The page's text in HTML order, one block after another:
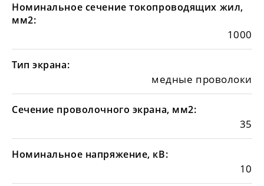
Номинальное сечение токопроводящих жил,
мм2:
1000
Тип экрана:
медные проволоки
Сечение проволочного экрана, мм2:
35
Номинальное напряжение, кВ:
10